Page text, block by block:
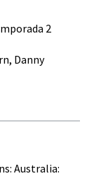
2
Danny
Australia: